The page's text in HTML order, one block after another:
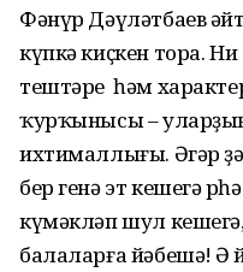
Фәнүр Дәүләтбаев
күпкә киҫкен тора.
тештәре һәм
ҡурҡынысы –
ихтималлығы. Әгәр ҙә
бер генә эт кешегә
күмәкләп шул
балаларға йәбешә! Ә